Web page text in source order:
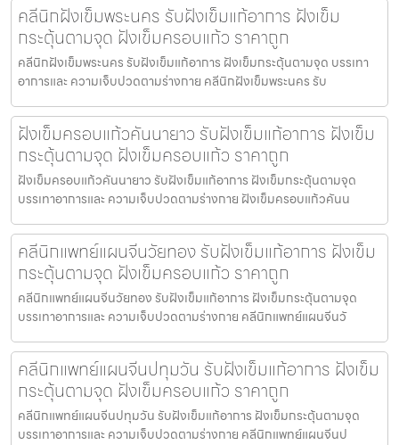
คลีนิกฝังเข็มพระนคร รับฝังเข็มแก้อาการ ฝังเข็ม
กระตุ้นตามจุด ฝังเข็มครอบแก้ว ราคาถูก
คลีนิกฝังเข็มพระนคร รับฝังเข็มแก้อาการ ฝังเข็มกระตุ้นตามจุด บรรเทา
อาการและ ความเจ็บปวดตามร่างกาย คลีนิกฝังเข็มพระนคร รับ
ฝังเข็มครอบแก้วคันนายาว รับฝังเข็มแก้อาการ ฝังเข็ม
กระตุ้นตามจุด ฝังเข็มครอบแก้ว ราคาถูก
ฝังเข็มครอบแก้วคันนายาว รับฝังเข็มแก้อาการ ฝังเข็มกระตุ้นตามจุด
บรรเทาอาการและ ความเจ็บปวดตามร่างกาย ฝังเข็มครอบแก้วคันน
คลีนิกแพทย์แผนจีนวัยทอง รับฝังเข็มแก้อาการ ฝังเข็ม
กระตุ้นตามจุด ฝังเข็มครอบแก้ว ราคาถูก
คลีนิกแพทย์แผนจีนวัยทอง รับฝังเข็มแก้อาการ ฝังเข็มกระตุ้นตามจุด
บรรเทาอาการและ ความเจ็บปวดตามร่างกาย คลีนิกแพทย์แผนจีนวั
คลีนิกแพทย์แผนจีนปทุมวัน รับฝังเข็มแก้อาการ ฝังเข็ม
กระตุ้นตามจุด ฝังเข็มครอบแก้ว ราคาถูก
คลีนิกแพทย์แผนจีนปทุมวัน รับฝังเข็มแก้อาการ ฝังเข็มกระตุ้นตามจุด
บรรเทาอาการและ ความเจ็บปวดตามร่างกาย คลีนิกแพทย์แผนจีนป